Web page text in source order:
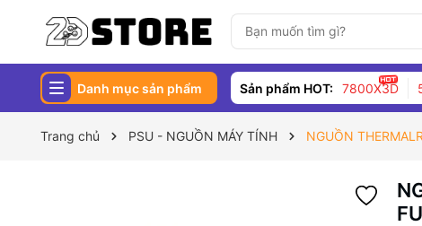
Danh mục sản phẩm Sản phẩm HOT: 7800X3D
Trang chủ PSU - NGUỒN MÁY TÍNH NGUỒN